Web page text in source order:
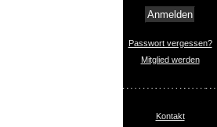
Passwort vergessen?
Mitglied werden
Kontakt